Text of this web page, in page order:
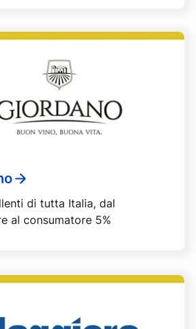
di tutta Italia, dal
al consumatore 5%